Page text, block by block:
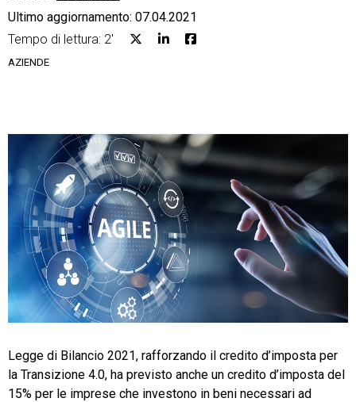
Email Marketing
Fatturazione
Financial Solutions
HR
Trust Services
TeamSystem Store
Ultimo aggiornamento: 07.04.2021
Tempo di lettura: 2'
AZIENDE
Legge di Bilancio 2021, rafforzando il credito d’imposta per
la Transizione 4.0, ha previsto anche un credito d’imposta del
15% per le imprese che investono in beni necessari ad